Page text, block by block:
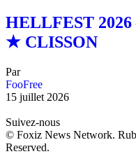
HELLFEST
★ CLISSON
Par
FooFree
15 juillet 2026
Suivez-nous
© Foxiz News Network.
Reserved.